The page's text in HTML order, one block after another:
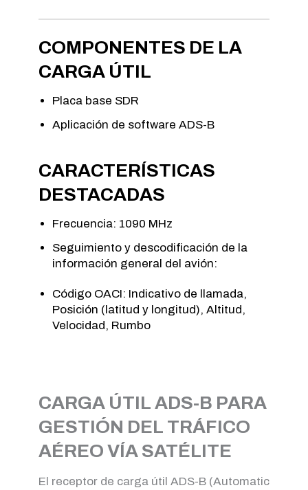
COMPONENTES DE LA
CARGA ÚTIL
Placa base SDR
Aplicación de software ADS-B
CARACTERÍSTICAS
DESTACADAS
Frecuencia: 1090 MHz
Seguimiento y descodificación de la
información general del avión:
Código OACI: Indicativo de llamada,
Posición (latitud y longitud), Altitud,
Velocidad, Rumbo
CARGA ÚTIL ADS-B PARA
GESTIÓN DEL TRÁFICO
AÉREO VÍA SATÉLITE
El receptor de carga útil ADS-B (Automatic